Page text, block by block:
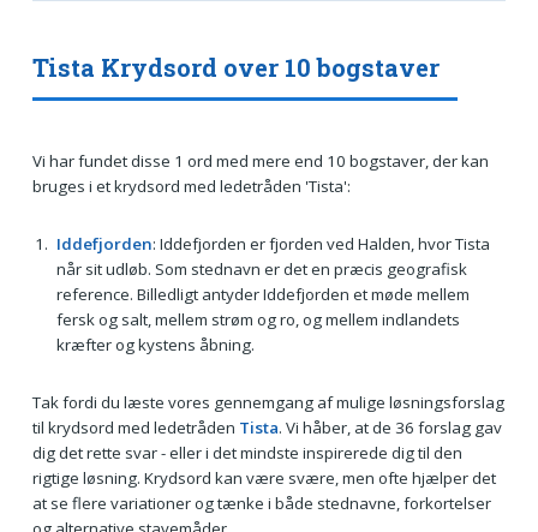
Tista Krydsord over 10 bogstaver
Vi har fundet disse 1 ord med mere end 10 bogstaver, der kan
bruges i et krydsord med ledetråden 'Tista':
Iddefjorden: Iddefjorden er fjorden ved Halden, hvor Tista
når sit udløb. Som stednavn er det en præcis geografisk
reference. Billedligt antyder Iddefjorden et møde mellem
fersk og salt, mellem strøm og ro, og mellem indlandets
kræfter og kystens åbning.
Tak fordi du læste vores gennemgang af mulige løsningsforslag
til krydsord med ledetråden Tista. Vi håber, at de 36 forslag gav
dig det rette svar - eller i det mindste inspirerede dig til den
rigtige løsning. Krydsord kan være svære, men ofte hjælper det
at se flere variationer og tænke i både stednavne, forkortelser